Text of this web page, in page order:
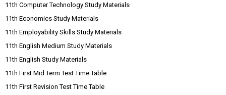
11th Computer Technology Study Materials
11th Economics Study Materials
11th Employability Skills Study Materials
11th English Medium Study Materials
11th English Study Materials
11th First Mid Term Test Time Table
11th First Revision Test Time Table